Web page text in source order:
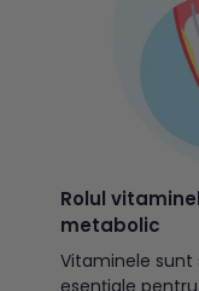
Rolul
metabolic
Vitaminele
esențiale